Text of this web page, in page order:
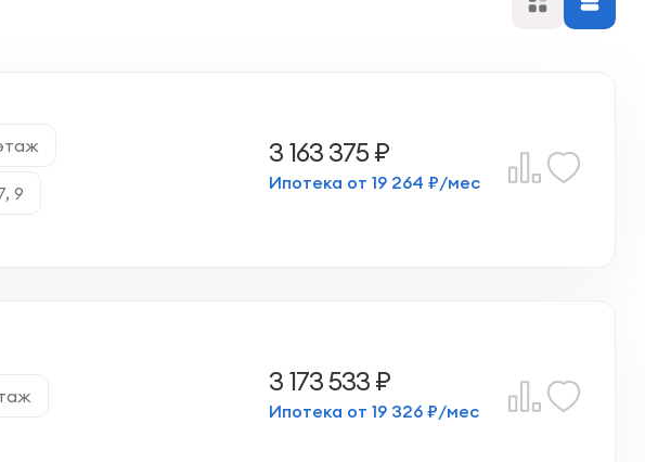
9
Ипотека от 19 264 ₽/мес
3 163 375 ₽
Ипотека от 19 326 ₽/мес
3 173 533 ₽